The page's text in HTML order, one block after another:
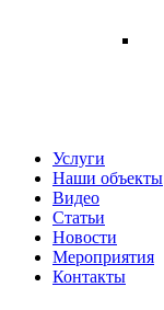
Услуги
Наши объекты
Видео
Статьи
Новости
Мероприятия
Контакты